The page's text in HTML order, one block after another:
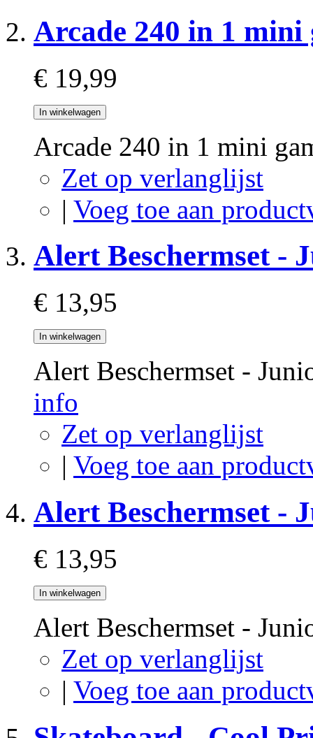
Arcade 240 in 1
€ 19,99
In winkelwagen
Arcade 240 in 1 mini
Zet op verlanglijst
| Voeg toe aan
Alert Beschermset -
€ 13,95
In winkelwagen
Alert Beschermset -
info
Zet op verlanglijst
| Voeg toe aan
Alert Beschermset -
€ 13,95
In winkelwagen
Alert Beschermset -
Zet op verlanglijst
| Voeg toe aan